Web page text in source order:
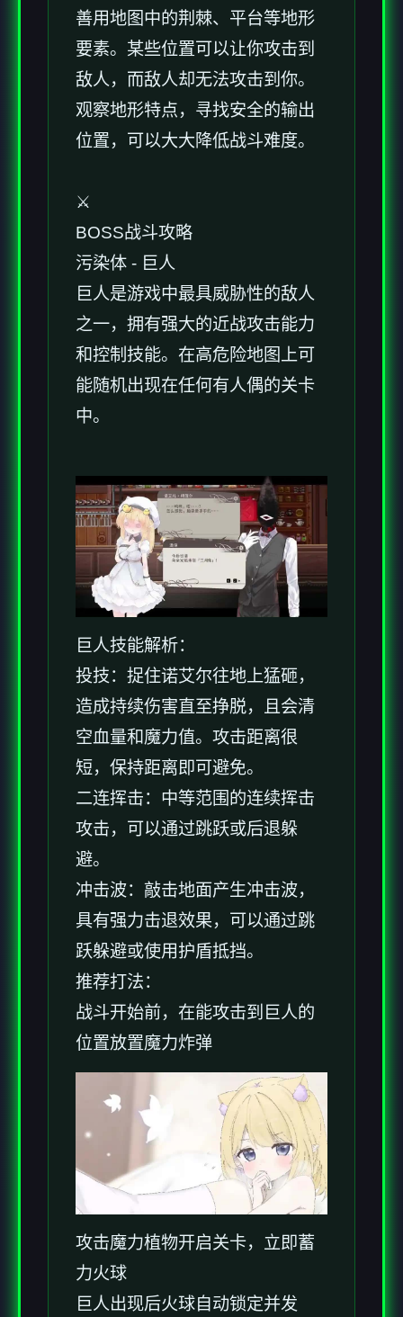
善用地图中的荆棘、平台等地形
要素。某些位置可以让你攻击到
敌人，而敌人却无法攻击到你。
观察地形特点，寻找安全的输出
位置，可以大大降低战斗难度。
⚔️
BOSS战斗攻略
污染体 - 巨人
巨人是游戏中最具威胁性的敌人
之一，拥有强大的近战攻击能力
和控制技能。在高危险地图上可
能随机出现在任何有人偶的关卡
中。
巨人技能解析：
投技：捉住诺艾尔往地上猛砸，
造成持续伤害直至挣脱，且会清
空血量和魔力值。攻击距离很
短，保持距离即可避免。
二连挥击：中等范围的连续挥击
攻击，可以通过跳跃或后退躲
避。
冲击波：敲击地面产生冲击波，
具有强力击退效果，可以通过跳
跃躲避或使用护盾抵挡。
推荐打法：
战斗开始前，在能攻击到巨人的
位置放置魔力炸弹
攻击魔力植物开启关卡，立即蓄
力火球
巨人出现后火球自动锁定并发